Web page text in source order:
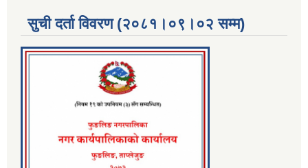
सुची दर्ता विवरण (२०८१।०९।०२ सम्म)